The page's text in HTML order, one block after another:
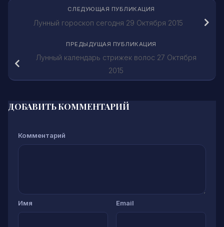
СЛЕДУЮЩАЯ ПУБЛИКАЦИЯ
Лунный гороскоп сегодня 29 Октября 2015
ПРЕДЫДУЩАЯ ПУБЛИКАЦИЯ
Лунный календарь стрижек волос 27 Октября
2015
ДОБАВИТЬ КОММЕНТАРИЙ
Комментарий
Имя Email